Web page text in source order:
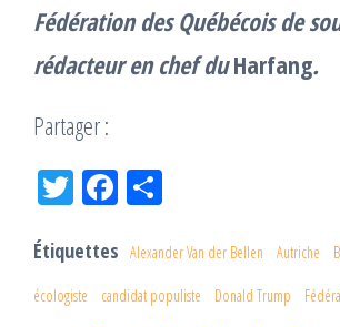
Fédération des Québécois de
rédacteur en chef duHarfang.
Partager :
Tw
er
Fac
oo
k
ge
r
Étiquettes Alexander Van der Bellen Autriche
écologiste candidat populiste Donald Trump